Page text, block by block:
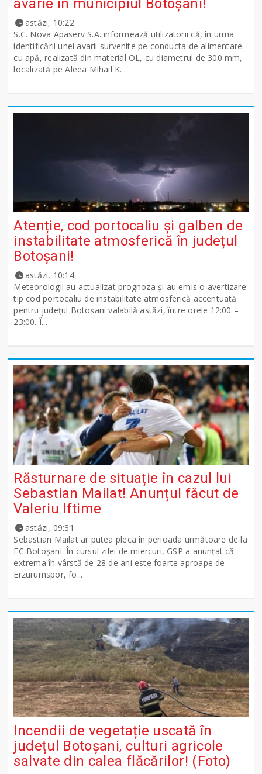
avarie în municipiul Botoșani!
astăzi, 10:22
S.C. Nova Apaserv S.A. informează utilizatorii că, în urma
identificării unei avarii survenite pe conducta de alimentare
cu apă, realizată din material OL, cu diametrul de 300 mm,
localizată pe Aleea Mihail K...
Atenție, cod portocaliu și galben de
instabilitate atmosferică în județul
Botoșani!
astăzi, 10:14
Meteorologii au actualizat prognoza și au emis o avertizare
tip cod portocaliu de instabilitate atmosferică accentuată
pentru județul Botoșani valabilă astăzi, între orele 12:00 –
23:00. Î...
Răsturnare de situație în cazul lui
Sebastian Mailat! Anunțul făcut de
Valeriu Iftime
astăzi, 09:31
Sebastian Mailat ar putea pleca în perioada următoare de la
FC Botoșani. În cursul zilei de miercuri, GSP a anunțat că
extrema în vârstă de 28 de ani este foarte aproape de
Erzurumspor, fo...
Incendii de vegetație uscată în
județul Botoșani, culturi agricole
salvate din calea flăcărilor! (Foto)